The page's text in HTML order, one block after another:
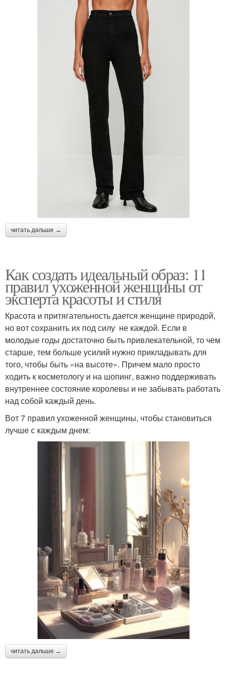
читать дальше →
Как создать идеальный образ: 11
правил ухоженной женщины от
эксперта красоты и стиля
Красота и притягательность дается женщине природой,
но вот сохранить их под силу не каждой. Если в
молодые годы достаточно быть привлекательной, то чем
старше, тем больше усилий нужно прикладывать для
того, чтобы быть «на высоте». Причем мало просто
ходить к косметологу и на шопинг, важно поддерживать
внутреннее состояние королевы и не забывать работать
над собой каждый день.
Вот 7 правил ухоженной женщины, чтобы становиться
лучше с каждым днем:
читать дальше →